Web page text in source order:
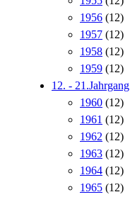
1956 (12)
1957 (12)
1958 (12)
1959 (12)
12. - 21.Jahrgang
1960 (12)
1961 (12)
1962 (12)
1963 (12)
1964 (12)
1965 (12)